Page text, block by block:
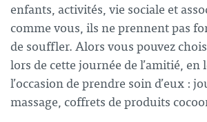
enfants, activités, vie sociale et
comme vous, ils ne prennent pas
de souffler. Alors vous pouvez
lors de cette journée de l’amitié, en
l’occasion de prendre soin d’eux :
massage, coffrets de produits